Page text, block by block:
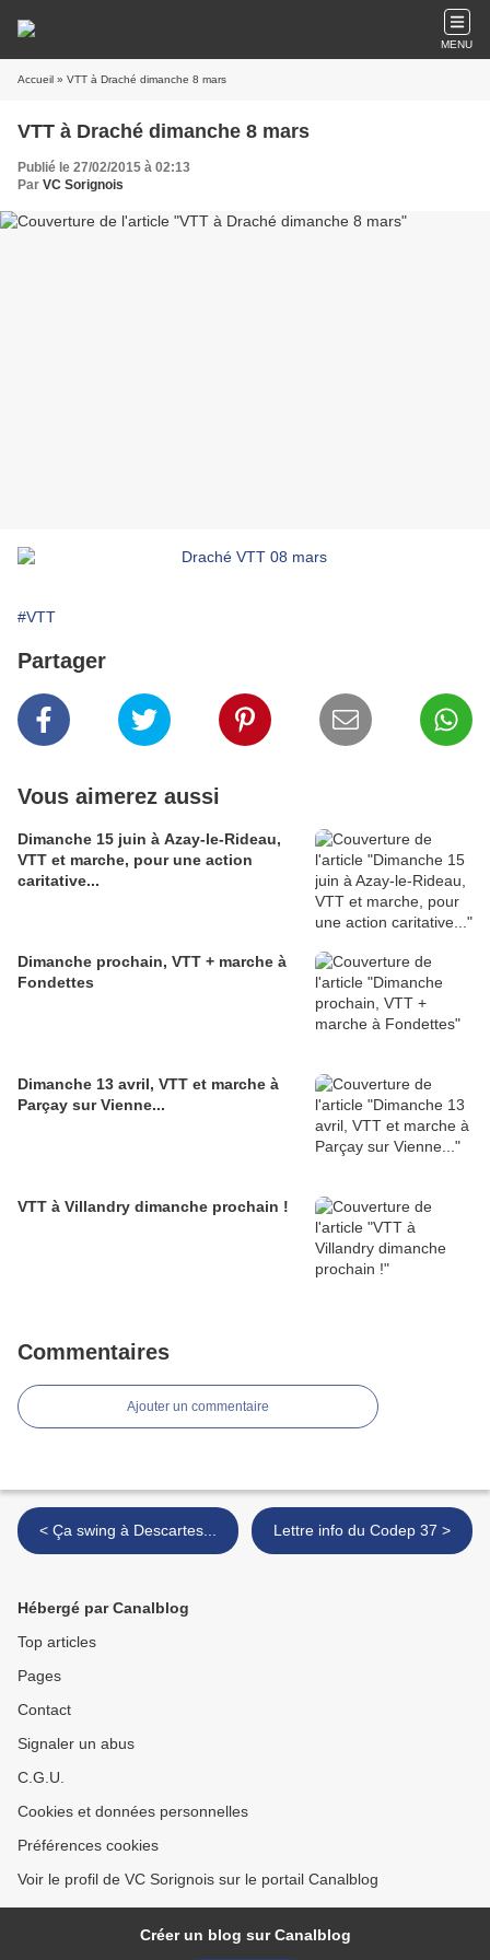
MENU
Accueil » VTT à Draché dimanche 8 mars
VTT à Draché dimanche 8 mars
Publié le 27/02/2015 à 02:13
Par VC Sorignois
#VTT
Partager
Vous aimerez aussi
Dimanche 15 juin à Azay-le-Rideau,
VTT et marche, pour une action
caritative...
Dimanche prochain, VTT + marche à
Fondettes
Dimanche 13 avril, VTT et marche à
Parçay sur Vienne...
VTT à Villandry dimanche prochain !
Commentaires
Ajouter un commentaire
< Ça swing à Descartes... Lettre info du Codep 37 >
Hébergé par Canalblog
Top articles
Pages
Contact
Signaler un abus
C.G.U.
Cookies et données personnelles
Préférences cookies
Voir le profil de VC Sorignois sur le portail Canalblog
Créer un blog sur Canalblog